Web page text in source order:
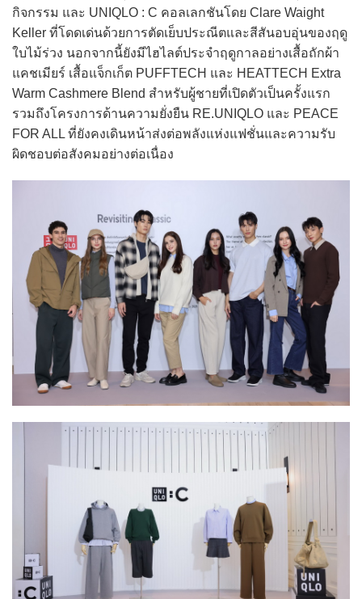
กิจกรรม และ UNIQLO : C คอลเลกชันโดย Clare Waight
Keller ที่โดดเด่นด้วยการตัดเย็บประณีตและสีสันอบอุ่นของฤดู
ใบไม้ร่วง นอกจากนี้ยังมีไฮไลต์ประจำฤดูกาลอย่างเสื้อถักผ้า
แคชเมียร์ เสื้อแจ็กเก็ต PUFFTECH และ HEATTECH Extra
Warm Cashmere Blend สำหรับผู้ชายที่เปิดตัวเป็นครั้งแรก
รวมถึงโครงการด้านความยั่งยืน RE.UNIQLO และ PEACE
FOR ALL ที่ยังคงเดินหน้าส่งต่อพลังแห่งแฟชั่นและความรับ
ผิดชอบต่อสังคมอย่างต่อเนื่อง